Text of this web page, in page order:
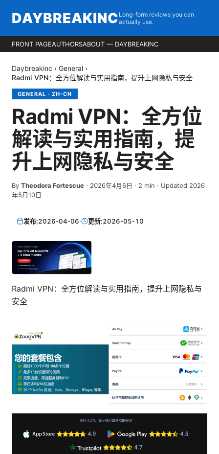
DAYBREAKINC Long-form reviews you can
actually use.
FRONT PAGEAUTHORSABOUT — DAYBREAKINC
Daybreakinc › General ›
Radmi VPN：全方位解读与实用指南，提升上网隐私与安全
GENERAL · ZH-CN
Radmi VPN：全方位
解读与实用指南，提
升上网隐私与安全
By Theodora Fortescue · 2026年4月6日 · 2 min · Updated 2026
年5月10日
发布:2026-04-06· 更新:2026-05-10
Radmi VPN：全方位解读与实用指南，提升上网隐私与
安全